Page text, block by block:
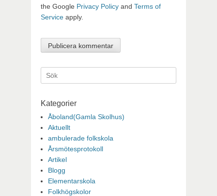
the Google Privacy Policy and Terms of
Service apply.
Sök
efter:
Kategorier
Åboland(Gamla Skolhus)
Aktuellt
ambulerade folkskola
Årsmötesprotokoll
Artikel
Blogg
Elementarskola
Folkhögskolor